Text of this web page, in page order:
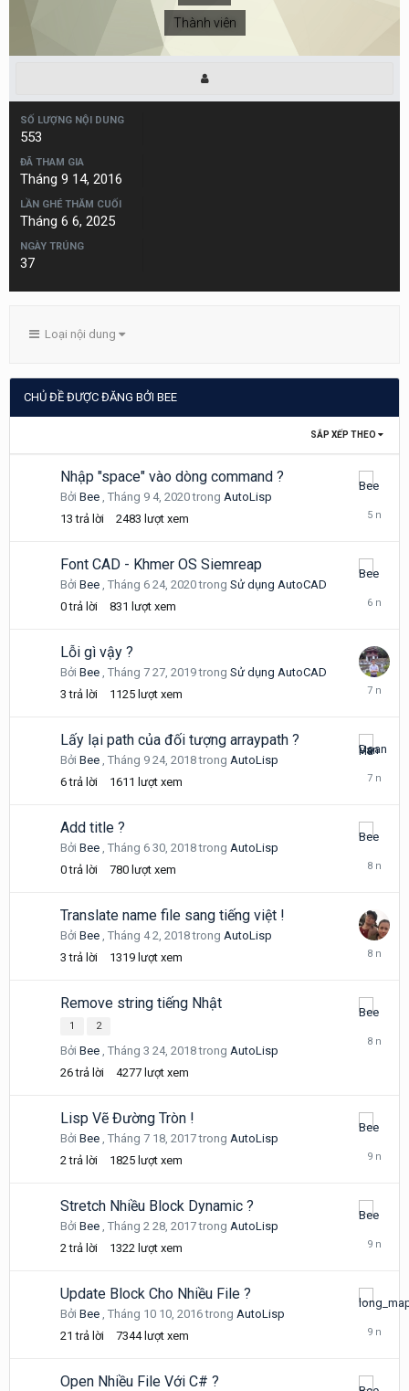
Thành viên
SỐ LƯỢNG NỘI DUNG
553
ĐÃ THAM GIA
Tháng 9 14, 2016
LẦN GHÉ THĂM CUỐI
Tháng 6 6, 2025
NGÀY TRÚNG
37
Loại nội dung
CHỦ ĐỀ ĐƯỢC ĐĂNG BỞI BEE
SẮP XẾP THEO
Nhập "space" vào dòng command ?
Bởi Bee , Tháng 9 4, 2020trong AutoLisp
13 trả lời 2483 lượt xem
Tháng
Font CAD - Khmer OS Siemreap
Bởi Bee , Tháng 6 24, 2020trong Sử dụng AutoCAD
0 trả lời 831 lượt xem
Tháng
Lỗi gì vậy ?
Bởi Bee , Tháng 7 27, 2019trong Sử dụng AutoCAD
3 trả lời 1125 lượt xem
Tháng
2019
Lấy lại path của đối tượng arraypath ?
Bởi Bee , Tháng 9 24, 2018trong AutoLisp
6 trả lời 1611 lượt xem
Tháng
Add title ?
Bởi Bee , Tháng 6 30, 2018trong AutoLisp
0 trả lời 780 lượt xem
Tháng
Translate name file sang tiếng việt !
Bởi Bee , Tháng 4 2, 2018trong AutoLisp
3 trả lời 1319 lượt xem
Tháng
2018
Remove string tiếng Nhật
1 2
Bởi Bee , Tháng 3 24, 2018trong AutoLisp
26 trả lời 4277 lượt xem
Tháng
Lisp Vẽ Đường Tròn !
Bởi Bee , Tháng 7 18, 2017trong AutoLisp
2 trả lời 1825 lượt xem
Tháng
Stretch Nhiều Block Dynamic ?
Bởi Bee , Tháng 2 28, 2017trong AutoLisp
2 trả lời 1322 lượt xem
Tháng
Update Block Cho Nhiều File ?
Bởi Bee , Tháng 10 10, 2016trong AutoLisp
21 trả lời 7344 lượt xem
Tháng
12
Open Nhiều File Với C# ?